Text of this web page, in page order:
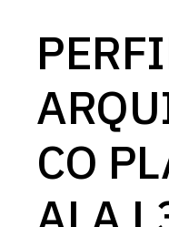
CO